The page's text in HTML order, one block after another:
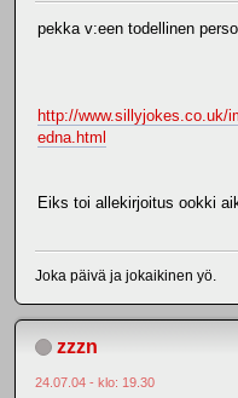
pekka v:een todellinen
http://www.sillyjokes.co.uk/
edna.html
Eiks toi allekirjoitus ookki
Joka päivä ja jokaikinen yö.
zzzn
24.07.04 - klo: 19.30